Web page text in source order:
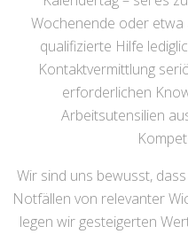
Wochenende oder etwa
qualifizierte Hilfe
Kontaktvermittlung
erforderlichen
Arbeitsutensilien
Wir sind uns bewusst,
Notfällen von relevanter
legen wir gesteigerten